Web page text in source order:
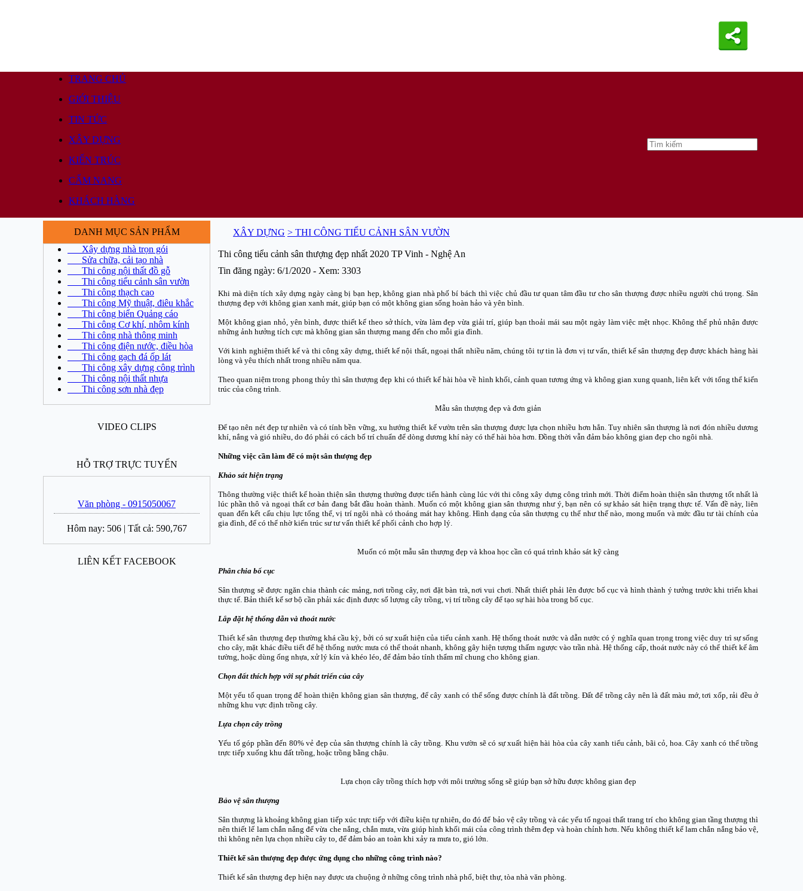
TRANG CHỦ
GIỚI THIỆU
TIN TỨC
XÂY DỰNG
KIẾN TRÚC
CẨM NANG
KHÁCH HÀNG
DANH MỤC SẢN PHẨM
Xây dựng nhà trọn gói
Sửa chữa, cải tạo nhà
Thi công nội thất đồ gỗ
Thi công tiểu cảnh sân vườn
Thi công thạch cao
Thi công Mỹ thuật, điêu khắc
Thi công biển Quảng cáo
Thi công Cơ khí, nhôm kính
Thi công nhà thông minh
Thi công điện nước, điều hòa
Thi công gạch đá ốp lát
Thi công xây dựng công trình
Thi công nội thất nhựa
Thi công sơn nhà đẹp
VIDEO CLIPS
HỖ TRỢ TRỰC TUYẾN
Văn phòng - 0915050067
Hôm nay: 506| Tất cả: 590,767
LIÊN KẾT FACEBOOK
XÂY DỰNG > THI CÔNG TIỂU CẢNH SÂN VƯỜN
Thi công tiểu cảnh sân thượng đẹp nhất 2020 TP Vinh - Nghệ An
Tin đăng ngày: 6/1/2020 - Xem: 3303
Khi mà diện tích xây dựng ngày càng bị bạn hẹp, không gian nhà phố bí bách thì việc chủ đầu tư quan tâm đầu tư cho sân thượng được nhiều người chú trọng. Sân
thượng đẹp với không gian xanh mát, giúp bạn có một không gian sống hoàn hảo và yên bình.
Một không gian nhỏ, yên bình, được thiết kế theo sở thích, vừa làm đẹp vừa giải trí, giúp bạn thoải mái sau một ngày làm việc mệt nhọc. Không thể phủ nhận được
những ảnh hưởng tích cực mà không gian sân thượng mang đến cho mỗi gia đình.
Với kinh nghiệm thiết kế và thi công xây dựng, thiết kế nội thất, ngoại thất nhiều năm, chúng tôi tự tin là đơn vị tư vấn, thiết kế sân thượng đẹp được khách hàng hài
lòng và yêu thích nhất trong nhiều năm qua.
Theo quan niệm trong phong thủy thì sân thượng đẹp khi có thiết kế hài hòa về hình khối, cảnh quan tương ứng và không gian xung quanh, liên kết với tổng thể kiến
trúc của công trình.
Mẫu sân thượng đẹp và đơn giản
Để tạo nên nét đẹp tự nhiên và có tính bền vững, xu hướng thiết kế vườn trên sân thượng được lựa chọn nhiều hơn hẳn. Tuy nhiên sân thượng là nơi đón nhiều dương
khí, nắng và gió nhiều, do đó phải có cách bố trí chuẩn để dòng dương khí này có thể hài hòa hơn. Đồng thời vẫn đảm bảo không gian đẹp cho ngôi nhà.
Những việc cần làm để có một sân thượng đẹp
Khảo sát hiện trạng
Thông thường việc thiết kế hoàn thiện sân thượng thường được tiến hành cùng lúc với thi công xây dựng công trình mới. Thời điểm hoàn thiện sân thượng tốt nhất là
lúc phần thô và ngoại thất cơ bản đang bắt đầu hoàn thành. Muốn có một không gian sân thượng như ý, bạn nên có sự khảo sát hiện trạng thực tế. Vấn đề này, liên
quan đến kết cấu chịu lực tổng thể, vị trí ngôi nhà có thoáng mát hay không. Hình dạng của sân thượng cụ thể như thế nào, mong muốn và mức đầu tư tài chính của
gia đình, để có thể nhờ kiến trúc sư tư vấn thiết kế phối cảnh cho hợp lý.
Muốn có một mẫu sân thượng đẹp và khoa học cần có quá trình khảo sát kỹ càng
Phân chia bố cục
Sân thượng sẽ được ngăn chia thành các mảng, nơi trồng cây, nơi đặt bàn trà, nơi vui chơi. Nhất thiết phải lên được bố cục và hình thành ý tưởng trước khi triển khai
thực tế. Bản thiết kế sơ bộ cần phải xác định được số lượng cây trồng, vị trí trồng cây để tạo sự hài hòa trong bố cục.
Lắp đặt hệ thống dẫn và thoát nước
Thiết kế sân thượng đẹp thường khá cầu kỳ, bởi có sự xuất hiện của tiểu cảnh xanh. Hệ thống thoát nước và dẫn nước có ý nghĩa quan trọng trong việc duy trì sự sống
cho cây, mặt khác điều tiết để hệ thống nước mưa có thể thoát nhanh, không gây hiện tượng thấm ngược vào trần nhà. Hệ thống cấp, thoát nước này có thể thiết kế âm
tường, hoặc dùng ống nhựa, xử lý kín và khéo léo, để đảm bảo tính thẩm mĩ chung cho không gian.
Chọn đất thích hợp với sự phát triển của cây
Một yếu tố quan trọng để hoàn thiện không gian sân thượng, để cây xanh có thể sống được chính là đất trồng. Đất để trồng cây nên là đất màu mớ, tơi xốp, rải đều ở
những khu vực định trồng cây.
Lựa chọn cây trồng
Yếu tố góp phần đến 80% vẻ đẹp của sân thượng chính là cây trồng. Khu vườn sẽ có sự xuất hiện hài hòa của cây xanh tiểu cảnh, bãi cỏ, hoa. Cây xanh có thể trồng
trực tiếp xuống khu đất trồng, hoặc trồng bằng chậu.
Lựa chọn cây trồng thích hợp với môi trường sống sẽ giúp bạn sở hữu được không gian đẹp
Bảo vệ sân thượng
Sân thượng là khoảng không gian tiếp xúc trực tiếp với điều kiện tự nhiên, do đó để bảo vệ cây trồng và các yếu tố ngoại thất trang trí cho không gian tầng thượng thì
nên thiết lế lam chắn nắng để vừa che nắng, chắn mưa, vừa giúp hình khối mái của công trình thêm đẹp và hoàn chỉnh hơn. Nếu không thiết kế lam chắn nắng bảo vệ,
thì không nên lựa chọn nhiều cây to, để đảm bảo an toàn khi xảy ra mưa to, gió lớn.
Thiết kế sân thượng đẹp được ứng dụng cho những công trình nào?
Thiết kế sân thượng đẹp hiện nay được ưa chuộng ở những công trình nhà phố, biệt thự, tòa nhà văn phòng.